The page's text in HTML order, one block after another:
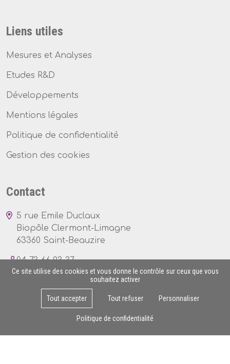
Liens utiles
Mesures et Analyses
Etudes R&D
Développements
Mentions légales
Politique de confidentialité
Gestion des cookies
Contact
5 rue Emile Duclaux
Biopôle Clermont-Limagne
63360 Saint-Beauzire
04 73 66 93 37
Lun - Ven : 8h - 17h
Ce site utilise des cookies et vous donne le contrôle sur ceux que vous
souhaitez activer
Tout accepter Tout refuser Personnaliser
Politique de confidentialité